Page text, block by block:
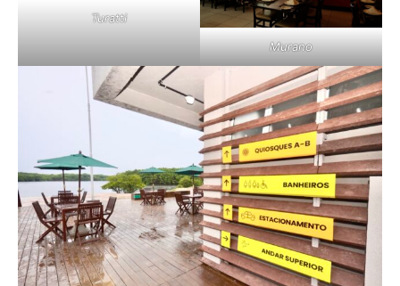
Turatti
Murano